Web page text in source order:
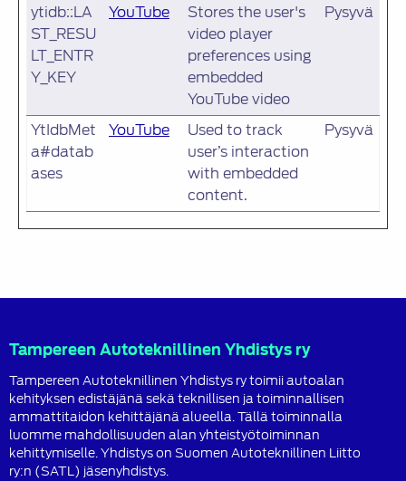
ytidb::LA
ST_RESU
LT_ENTR
Y_KEY
YouTube
Stores the user's
video player
preferences using
embedded
YouTube video
Pysyvä
YtIdbMet
a#datab
ases
YouTube
Used to track
user’s interaction
with embedded
content.
Pysyvä
Tampereen Autoteknillinen Yhdistys ry
Tampereen Autoteknillinen Yhdistys ry toimii autoalan
kehityksen edistäjänä sekä teknillisen ja toiminnallisen
ammattitaidon kehittäjänä alueella. Tällä toiminnalla
luomme mahdollisuuden alan yhteistyötoiminnan
kehittymiselle. Yhdistys on Suomen Autoteknillinen Liitto
ry:n (SATL) jäsenyhdistys.